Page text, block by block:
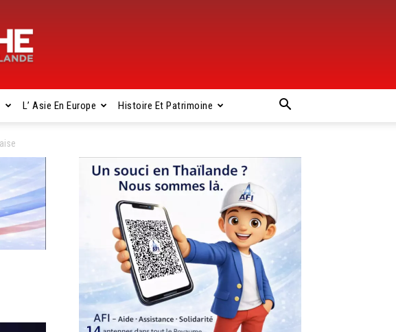
L’ Asie En Europe Histoire Et Patrimoine